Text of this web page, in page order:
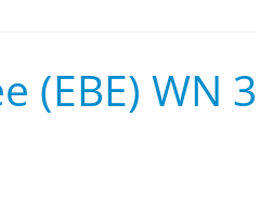
(EBE) WN 3